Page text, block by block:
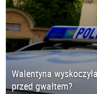
Walentyna
przed gwałtem?